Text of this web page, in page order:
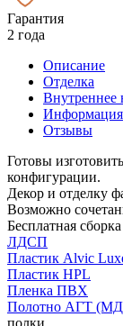
Гарантия
2 года
Описание
Отделка
Внутреннее
Информация
Отзывы
Готовы
конфигурации.
Декор и отделку
Возможно
Бесплатная
ЛДСП
Пластик Alvic
Пластик HPL
Пленка ПВХ
Полотно АГТ
полки